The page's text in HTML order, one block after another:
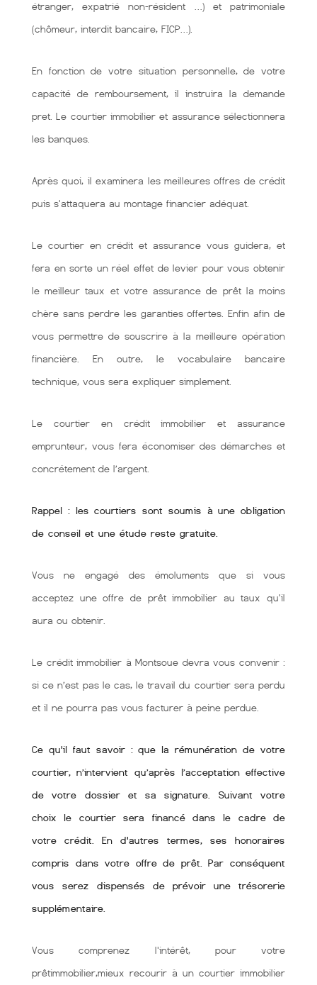
étranger, expatrié non-résident …) et patrimoniale
(chômeur, interdit bancaire, FICP…).
En fonction de votre situation personnelle, de votre
capacité de remboursement, il instruira la demande
pret. Le courtier immobilier et assurance sélectionnera
les banques.
Après quoi, il examinera les meilleures offres de crédit
puis s'attaquera au montage financier adéquat.
Le courtier en crédit et assurance vous guidera, et
fera en sorte un réel effet de levier pour vous obtenir
le meilleur taux et votre assurance de prêt la moins
chère sans perdre les garanties offertes. Enfin afin de
vous permettre de souscrire à la meilleure opération
financière. En outre, le vocabulaire bancaire
technique, vous sera expliquer simplement.
Le courtier en crédit immobilier et assurance
emprunteur, vous fera économiser des démarches et
concrétement de l’argent.
Rappel : les courtiers sont soumis à une obligation
de conseil et une étude reste gratuite.
Vous ne engagé des émoluments que si vous
acceptez une offre de prêt immobilier au taux qu'il
aura ou obtenir.
Le crédit immobilier à Montsoue devra vous convenir :
si ce n’est pas le cas, le travail du courtier sera perdu
et il ne pourra pas vous facturer à peine perdue.
Ce qu'il faut savoir : que la rémunération de votre
courtier, n’intervient qu’après l’acceptation effective
de votre dossier et sa signature. Suivant votre
choix le courtier sera financé dans le cadre de
votre crédit. En d'autres termes, ses honoraires
compris dans votre offre de prêt. Par conséquent
vous serez dispensés de prévoir une trésorerie
supplémentaire.
Vous comprenez l'intérêt, pour votre
prêtimmobilier,mieux recourir à un courtier immobilier